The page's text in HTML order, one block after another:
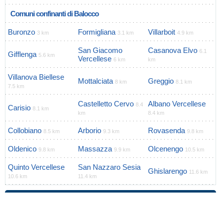
Comuni confinanti di Balocco
Buronzo 3 km Formigliana 3.1 km Villarboit 4.9 km
Gifflenga 5.6 km
San Giacomo
Vercellese 6 km
Casanova Elvo 6.1
km
Villanova Biellese
7.5 km
Mottalciata 8 km Greggio 8.1 km
Carisio 8.1 km
Castelletto Cervo 8.4
km
Albano Vercellese
8.4 km
Collobiano 8.5 km Arborio 9.3 km Rovasenda 9.8 km
Oldenico 9.8 km Massazza 9.9 km Olcenengo 10.5 km
Quinto Vercellese
10.6 km
San Nazzaro Sesia
11.4 km
Ghislarengo 11.6 km